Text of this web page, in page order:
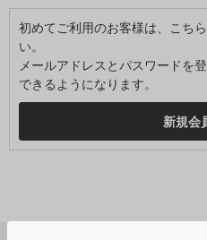
初めてご利用のお客様は、こち
い。
メールアドレスとパスワードを
できるようになります。